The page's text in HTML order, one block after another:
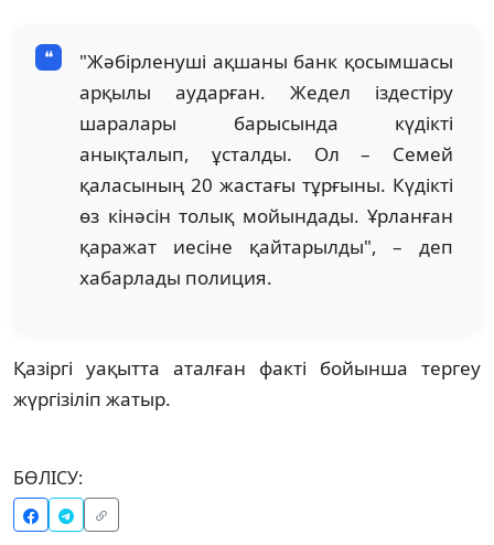
"Жәбірленуші ақшаны банк қосымшасы
арқылы аударған. Жедел іздестіру
шаралары барысында күдікті
анықталып, ұсталды. Ол – Семей
қаласының 20 жастағы тұрғыны. Күдікті
өз кінәсін толық мойындады. Ұрланған
қаражат иесіне қайтарылды", – деп
хабарлады полиция.
Қазіргі уақытта аталған факті бойынша тергеу
жүргізіліп жатыр.
БӨЛІСУ: